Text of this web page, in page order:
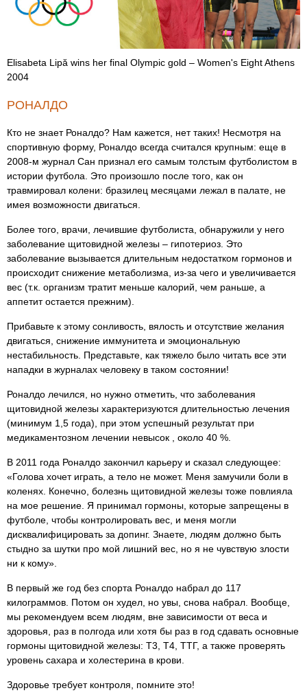
Elisabeta Lipă wins her final Olympic gold – Women's Eight Athens
2004
РОНАЛДО
Кто не знает Роналдо? Нам кажется, нет таких! Несмотря на
спортивную форму, Роналдо всегда считался крупным: еще в
2008-м журнал Сан признал его самым толстым футболистом в
истории футбола. Это произошло после того, как он
травмировал колени: бразилец месяцами лежал в палате, не
имея возможности двигаться.
Более того, врачи, лечившие футболиста, обнаружили у него
заболевание щитовидной железы – гипотериоз. Это
заболевание вызывается длительным недостатком гормонов и
происходит снижение метаболизма, из-за чего и увеличивается
вес (т.к. организм тратит меньше калорий, чем раньше, а
аппетит остается прежним).
Прибавьте к этому сонливость, вялость и отсутствие желания
двигаться, снижение иммунитета и эмоциональную
нестабильность. Представьте, как тяжело было читать все эти
нападки в журналах человеку в таком состоянии!
Роналдо лечился, но нужно отметить, что заболевания
щитовидной железы характеризуются длительностью лечения
(минимум 1,5 года), при этом успешный результат при
медикаментозном лечении невысок , около 40 %.
В 2011 года Роналдо закончил карьеру и сказал следующее:
«Голова хочет играть, а тело не может. Меня замучили боли в
коленях. Конечно, болезнь щитовидной железы тоже повлияла
на мое решение. Я принимал гормоны, которые запрещены в
футболе, чтобы контролировать вес, и меня могли
дисквалифицировать за допинг. Знаете, людям должно быть
стыдно за шутки про мой лишний вес, но я не чувствую злости
ни к кому».
В первый же год без спорта Роналдо набрал до 117
килограммов. Потом он худел, но увы, снова набрал. Вообще,
мы рекомендуем всем людям, вне зависимости от веса и
здоровья, раз в полгода или хотя бы раз в год сдавать основные
гормоны щитовидной железы: Т3, Т4, ТТГ, а также проверять
уровень сахара и холестерина в крови.
Здоровье требует контроля, помните это!